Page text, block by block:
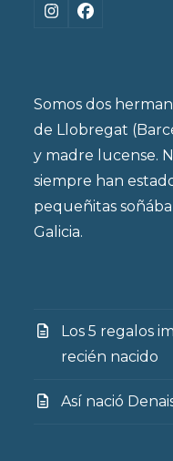
Instagram
Facebook
Somos dos
de Llobregat
y madre lucense.
siempre han
pequeñitas
Galicia.
Los 5 regalos
recién nacido
Así nació